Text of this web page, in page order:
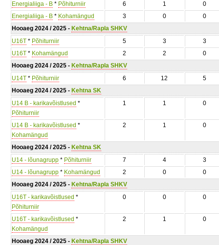
Energialiiga - B * Põhiturniir 6 1
0
Energialiiga - B * Kohamängud 3 0
0
Hooaeg 2024 / 2025 - Kehtna/Rapla SHKV
U16T * Põhiturniir 5 3
3
U16T * Kohamängud 2 2
0
Hooaeg 2024 / 2025 - Kehtna/Rapla SHKV
U14T * Põhiturniir 6 12
5
Hooaeg 2024 / 2025 - Kehtna SK
U14 B - karikavõistlused *
Põhiturniir
1 1 0
U14 B - karikavõistlused *
Kohamängud
2 1 0
Hooaeg 2024 / 2025 - Kehtna SK
U14 - lõunagrupp * Põhiturniir 7 4
3
U14 - lõunagrupp * Kohamängud 2 0
0
Hooaeg 2024 / 2025 - Kehtna/Rapla SHKV
U16T - karikavõistlused *
Põhiturniir
0 0 0
U16T - karikavõistlused *
Kohamängud
2 1 0
Hooaeg 2024 / 2025 - Kehtna/Rapla SHKV